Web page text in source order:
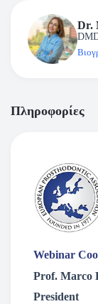
Dr.
Πληροφορίες
Webinar
Prof. Marco
President